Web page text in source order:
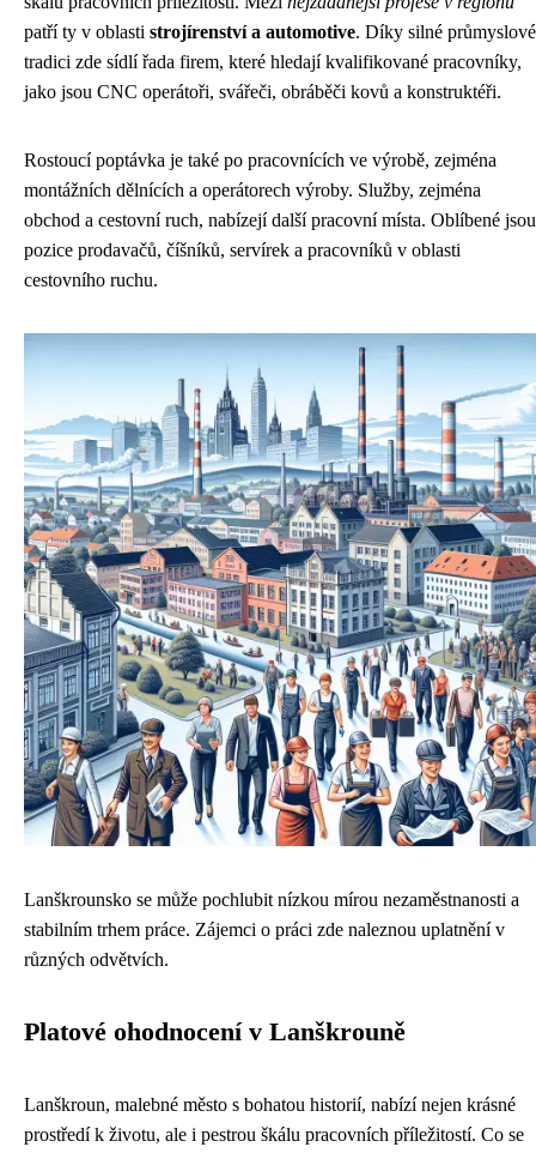
patří ty v oblasti strojírenství a automotive. Díky silné průmyslové
tradici zde sídlí řada firem, které hledají kvalifikované pracovníky,
jako jsou CNC operátoři, svářeči, obráběči kovů a konstruktéři.
Rostoucí poptávka je také po pracovnících ve výrobě, zejména
montážních dělnících a operátorech výroby. Služby, zejména
obchod a cestovní ruch, nabízejí další pracovní místa. Oblíbené jsou
pozice prodavačů, číšníků, servírek a pracovníků v oblasti
cestovního ruchu.
Lanškrounsko se může pochlubit nízkou mírou nezaměstnanosti a
stabilním trhem práce. Zájemci o práci zde naleznou uplatnění v
různých odvětvích.
Platové ohodnocení v Lanškrouně
Lanškroun, malebné město s bohatou historií, nabízí nejen krásné
prostředí k životu, ale i pestrou škálu pracovních příležitostí. Co se